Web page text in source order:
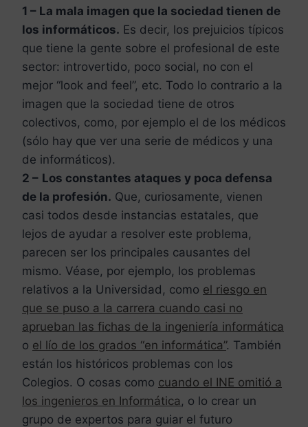
1 – La mala imagen que la sociedad tienen de
los informáticos. Es decir, los prejuicios típicos
que tiene la gente sobre el profesional de este
sector: introvertido, poco social, no con el
mejor “look and feel”, etc. Todo lo contrario a la
imagen que la sociedad tiene de otros
colectivos, como, por ejemplo el de los médicos
(sólo hay que ver una serie de médicos y una
de informáticos).
2 – Los constantes ataques y poca defensa
de la profesión. Que, curiosamente, vienen
casi todos desde instancias estatales, que
lejos de ayudar a resolver este problema,
parecen ser los principales causantes del
mismo. Véase, por ejemplo, los problemas
relativos a la Universidad, como el riesgo en
que se puso a la carrera cuando casi no
aprueban las fichas de la ingeniería informática
o el lío de los grados “en informática”. También
están los históricos problemas con los
Colegios. O cosas como cuando el INE omitió a
los ingenieros en Informática , o lo crear un
grupo de expertos para guiar el futuro